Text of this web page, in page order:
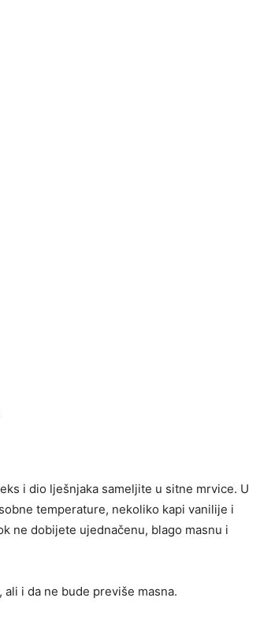
i dio lješnjaka sameljite u sitne mrvice. U
temperature, nekoliko kapi vanilije i
ne dobijete ujednačenu, blago masnu i
i da ne bude previše masna.